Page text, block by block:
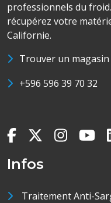
professionnels du
récupérez votre
Californie.
Trouver un magasin
+596 596 39 70 32
Infos
Traitement Anti-